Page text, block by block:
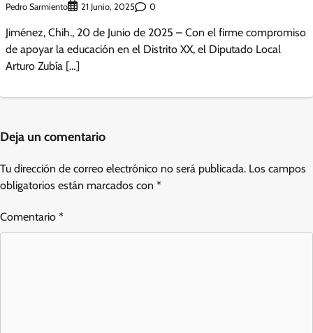
Pedro Sarmiento 21 Junio, 2025 0
Jiménez, Chih., 20 de Junio de 2025 – Con el firme compromiso
de apoyar la educación en el Distrito XX, el Diputado Local
Arturo Zubía […]
Deja un comentario
Tu dirección de correo electrónico no será publicada. Los campos
obligatorios están marcados con *
Comentario *